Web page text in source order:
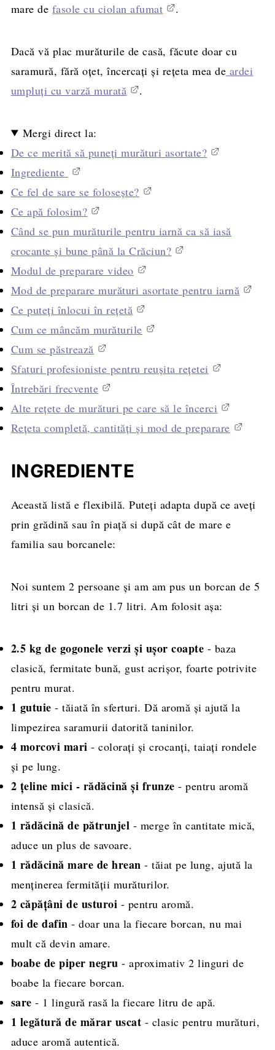
mare de fasole cu ciolan afumat .
Dacă vă plac murăturile de casă, făcute doar cu
saramură, fără oțet, încercați și rețeta mea de ardei
umpluți cu varză murată
.
Mergi direct la:
De ce merită să puneți murături asortate?
Ingrediente
Ce fel de sare se folosește?
Ce apă folosim?
Când se pun murăturile pentru iarnă ca să iasă
crocante și bune până la Crăciun?
Modul de preparare video
Mod de preparare murături asortate pentru iarnă
Ce puteți înlocui în rețetă
Cum ce mâncăm murăturile
Cum se păstrează
Sfaturi profesioniste pentru reușita rețetei
Întrebări frecvente
Alte rețete de murături pe care să le încerci
Rețeta completă, cantități și mod de preparare
INGREDIENTE
Această listă e flexibilă. Puteți adapta după ce aveți
prin grădină sau în piață si după cât de mare e
familia sau borcanele:
Noi suntem 2 persoane și am am pus un borcan de 5
litri și un borcan de 1.7 litri. Am folosit așa:
2.5 kg de gogonele verzi și ușor coapte - baza
clasică, fermitate bună, gust acrișor, foarte potrivite
pentru murat.
1 gutuie - tăiată în sferturi. Dă aromă și ajută la
limpezirea saramurii datorită taninilor.
4 morcovi mari- colorați și crocanți, taiați rondele
și pe lung.
2 țeline mici - rădăcină și frunze - pentru aromă
intensă și clasică.
1 rădăcină de pătrunjel - merge în cantitate mică,
aduce un plus de savoare.
1 rădăcină mare de hrean - tăiat pe lung, ajută la
menținerea fermității murăturilor.
2 căpățâni de usturoi - pentru aromă.
foi de dafin - doar una la fiecare borcan, nu mai
mult că devin amare.
boabe de piper negru - aproximativ 2 linguri de
boabe la fiecare borcan.
sare- 1 lingură rasă la fiecare litru de apă.
1 legătură de mărar uscat - clasic pentru murături,
aduce aromă autentică.